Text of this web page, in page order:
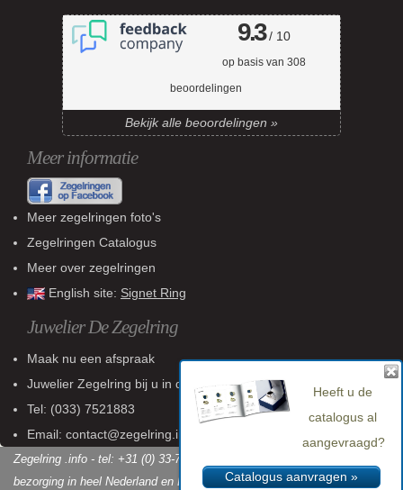
9.3/ 10
op basis van 308
beoordelingen
Bekijk alle beoordelingen »
Meer informatie
Meer zegelringen foto's
Zegelringen Catalogus
Meer over zegelringen
English site: Signet Ring
Juwelier De Zegelring
Maak nu een afspraak
Juwelier Zegelring bij u in de buurt
Tel: (033) 7521883
Email: contact@zegelring.info
Zegelring .info - tel: +31 (0) 33-7521883 - KvK: 60 802 618 - Gratis
bezorging in heel Nederland en België
Heeft u de
catalogus al
aangevraagd?
Catalogus aanvragen »